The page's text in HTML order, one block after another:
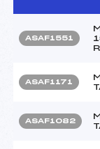
ASAF1551
ASAF1171
ASAF1082